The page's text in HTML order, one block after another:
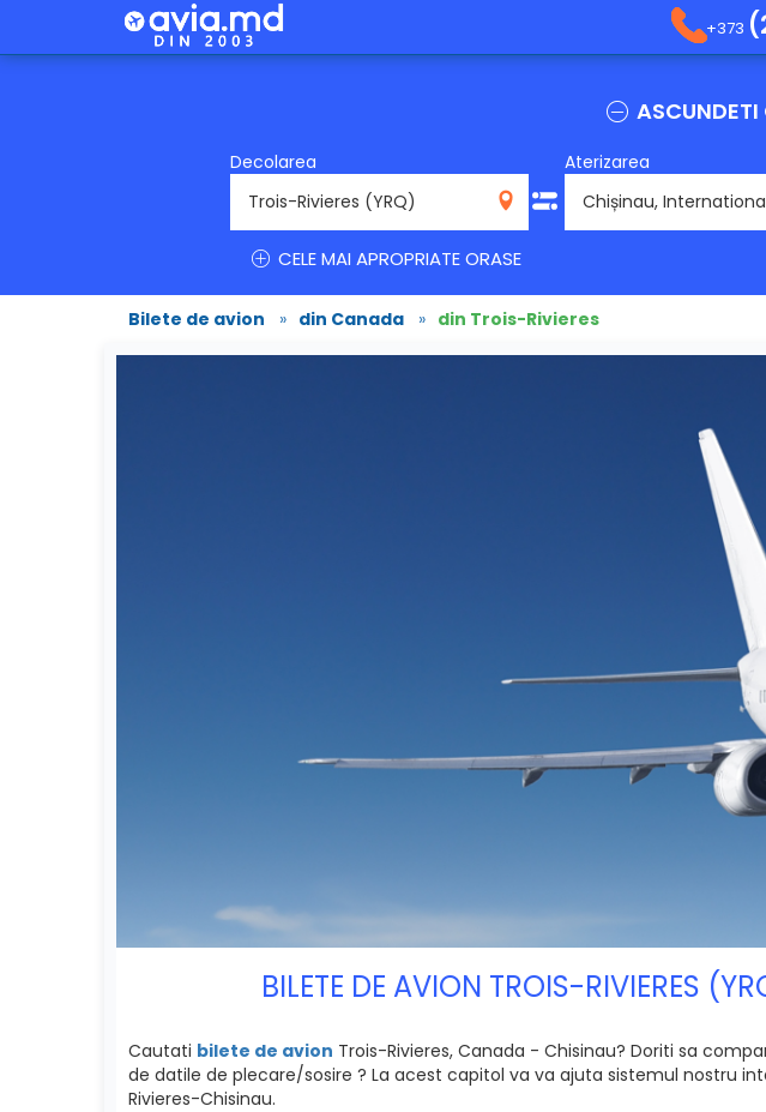
+373
ASCUNDETI
Decolarea
Aterizarea
CELE MAI APROPRIATE ORASE
Bilete de avion » din Canada » din Trois-Rivieres
BILETE DE AVION TROIS-RIVIERES
Cautati bilete de avion Trois-Rivieres, Canada - Chisinau? Doriti sa
de datile de plecare/sosire ? La acest capitol va va ajuta sistemul nostru
Rivieres-Chisinau.